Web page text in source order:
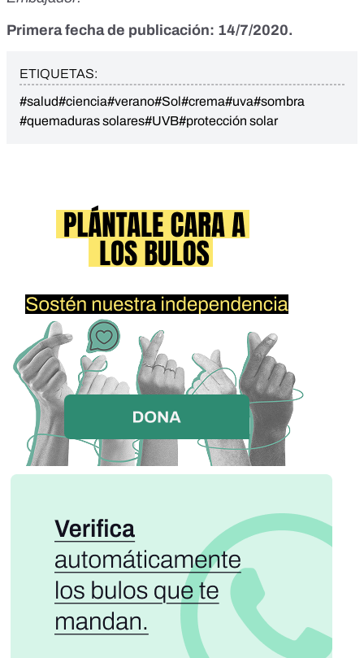
Primera fecha de publicación: 14/7/2020.
ETIQUETAS:
#salud#ciencia#verano#Sol#crema#uva#sombra
#quemaduras solares#UVB#protección solar